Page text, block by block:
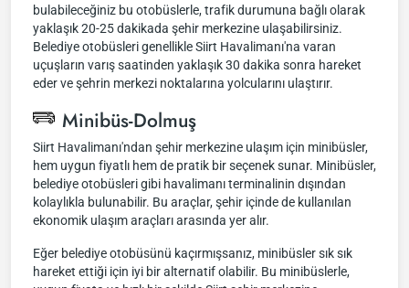
bulabileceğiniz bu otobüslerle, trafik durumuna bağlı olarak
yaklaşık 20-25 dakikada şehir merkezine ulaşabilirsiniz.
Belediye otobüsleri genellikle Siirt Havalimanı'na varan
uçuşların varış saatinden yaklaşık 30 dakika sonra hareket
eder ve şehrin merkezi noktalarına yolcularını ulaştırır.
Minibüs-Dolmuş
Siirt Havalimanı'ndan şehir merkezine ulaşım için minibüsler,
hem uygun fiyatlı hem de pratik bir seçenek sunar. Minibüsler,
belediye otobüsleri gibi havalimanı terminalinin dışından
kolaylıkla bulunabilir. Bu araçlar, şehir içinde de kullanılan
ekonomik ulaşım araçları arasında yer alır.
Eğer belediye otobüsünü kaçırmışsanız, minibüsler sık sık
hareket ettiği için iyi bir alternatif olabilir. Bu minibüslerle,